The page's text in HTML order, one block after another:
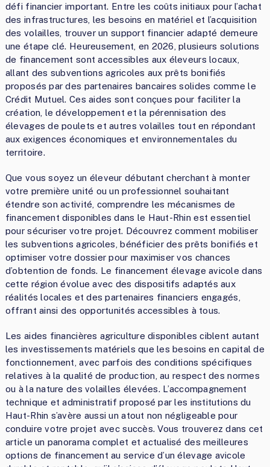
défi financier important. Entre les coûts initiaux pour l’achat
des infrastructures, les besoins en matériel et l’acquisition
des volailles, trouver un support financier adapté demeure
une étape clé. Heureusement, en 2026, plusieurs solutions
de financement sont accessibles aux éleveurs locaux,
allant des subventions agricoles aux prêts bonifiés
proposés par des partenaires bancaires solides comme le
Crédit Mutuel. Ces aides sont conçues pour faciliter la
création, le développement et la pérennisation des
élevages de poulets et autres volailles tout en répondant
aux exigences économiques et environnementales du
territoire.
Que vous soyez un éleveur débutant cherchant à monter
votre première unité ou un professionnel souhaitant
étendre son activité, comprendre les mécanismes de
financement disponibles dans le Haut-Rhin est essentiel
pour sécuriser votre projet. Découvrez comment mobiliser
les subventions agricoles, bénéficier des prêts bonifiés et
optimiser votre dossier pour maximiser vos chances
d’obtention de fonds. Le financement élevage avicole dans
cette région évolue avec des dispositifs adaptés aux
réalités locales et des partenaires financiers engagés,
offrant ainsi des opportunités accessibles à tous.
Les aides financières agriculture disponibles ciblent autant
les investissements matériels que les besoins en capital de
fonctionnement, avec parfois des conditions spécifiques
relatives à la qualité de production, au respect des normes
ou à la nature des volailles élevées. L’accompagnement
technique et administratif proposé par les institutions du
Haut-Rhin s’avère aussi un atout non négligeable pour
conduire votre projet avec succès. Vous trouverez dans cet
article un panorama complet et actualisé des meilleures
options de financement au service d’un élevage avicole